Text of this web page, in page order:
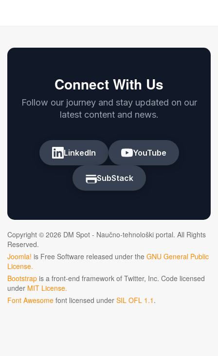
Connect With Us
Follow our journey and stay updated on our
latest content and news.
LinkedIn YouTube
SubStack
Copyright © 2026 DM Spot - Naučno-tehnološki portal. All Rights
Reserved.
Joomla! is Free Software released under the GNU General Public
License.
Bootstrap is a front-end framework of Twitter, Inc. Code licensed
under MIT License.
Font Awesome font licensed under SIL OFL 1.1 .